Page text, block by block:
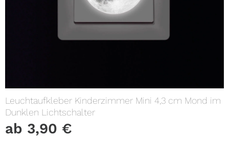
Leuchtaufkleber Kinderzimmer Mini 4,3 cm Mond im
Dunklen Lichtschalter
ab 3,90 €